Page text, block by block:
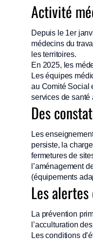
Activité
Depuis le 1er
médecins du
les territoires.
En 2025, les
Les équipes
au Comité Social
services de santé
Des
Les
persiste, la
fermetures de
l’aménagement
(équipements
Les
La prévention
l’acculturation
Les conditions